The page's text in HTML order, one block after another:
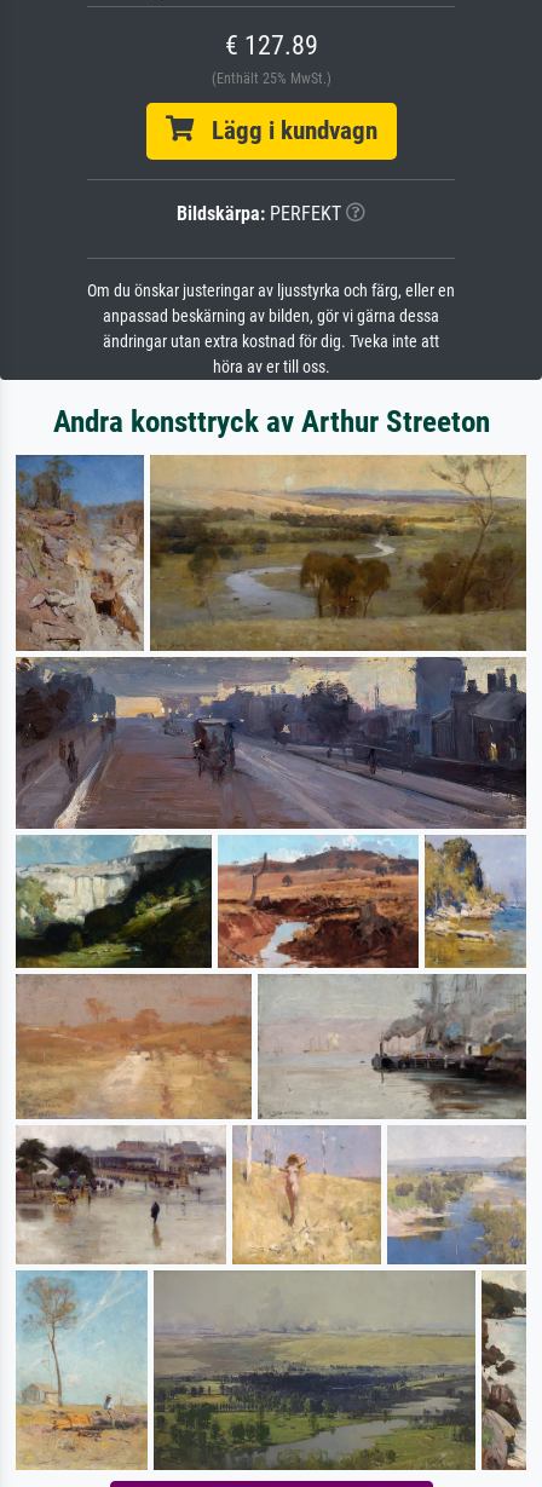
€ 127.89
(Enthält 25% MwSt.)
Lägg i kundvagn
Bildskärpa: PERFEKT
Om du önskar justeringar av ljusstyrka och färg, eller en
anpassad beskärning av bilden, gör vi gärna dessa
ändringar utan extra kostnad för dig. Tveka inte att
höra av er till oss.
Andra konsttryck av Arthur Streeton